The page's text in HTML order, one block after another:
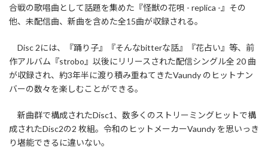
合戦の歌唱曲として話題を集めた『怪獣の花唄 - replica -』その
他、未配信曲、新曲を含めた全15曲が収録される。
Disc 2には、『踊り子』『そんなbitterな話』『花占い』等、前
作アルバム『strobo』以後にリリースされた配信シングル全 20 曲
が収録され、約3年半に渡り積み重ねてきたVaundy のヒットナン
バーの数々を楽しむことができる。
新曲群で構成されたDisc1、数多くのストリーミングヒットで構
成されたDisc2の2 枚組。令和のヒットメーカーVaundy を思いっき
り堪能できるに違いない。